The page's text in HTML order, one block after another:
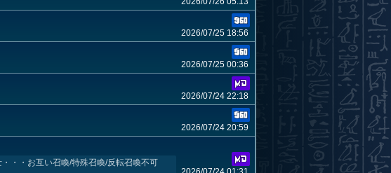
2026/07/25 18:56
2026/07/25 00:36
2026/07/24 22:18
2026/07/24 20:59
・・お互い召喚/特殊召喚/反転召喚不可